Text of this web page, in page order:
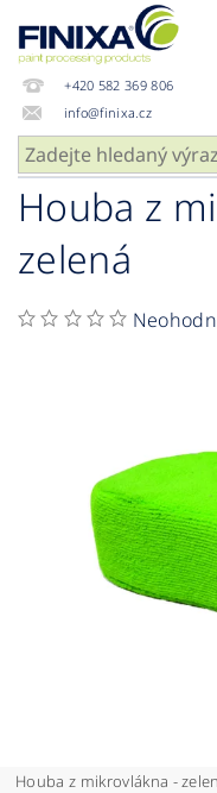
+420 582 369 806
info@finixa.cz
Houba z
zelená
Houba z mikrovlákna -